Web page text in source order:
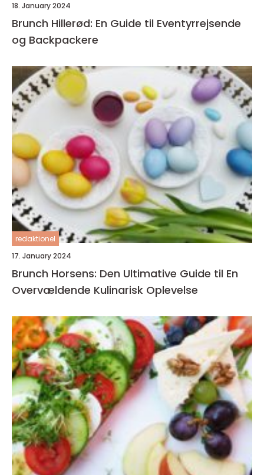
18. January 2024
Brunch Hillerød: En Guide til Eventyrrejsende
og Backpackere
redaktionel
17. January 2024
Brunch Horsens: Den Ultimative Guide til En
Overvældende Kulinarisk Oplevelse